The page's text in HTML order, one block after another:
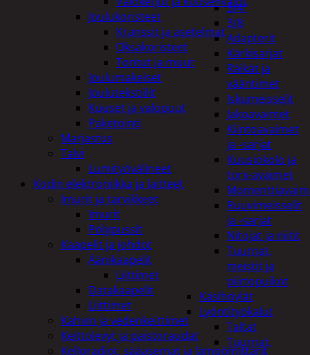
3/4"
3/8
Adapterit
Kärkisarjat
Räikät ja
vääntimet
Iskumeisselit
Jakoavaimet
Kiintoavaimet
ja -sarjat
Kuusiokolo ja
torx-avaimet
Ruuvimeisselit
ja -sarjat
Nitojat ja niitit
Tuurnat,
meistit ja
piirtopuikot
Käsihöylät
Lyöntityökalut
Taltat
Tuurnat,
Joulukoristeet
Kranssit ja asetelmat
Oksakoristeet
Tontut ja muut
Joulumakeiset
Joulutekstiilit
Kuuset ja valopuut
Paketointi
Marjastus
Talvi
Lumityövälineet
Kodin elektroniikka ja laitteet
Imurit ja tarvikkeet
Imurit
Pölypussit
Kaapelit ja johdot
Äänikaapelit
Liittimet
Datakaapelit
Liittimet
Kahvin ja vedenkeittimet
Keittolevyt ja paistoraudat
Kelloradiot, sääasemat ja lämpömittarit